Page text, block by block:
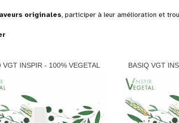
originales, participer à leur amélioration et
VGT INSPIR - 100% VEGETAL BASIQ VGT